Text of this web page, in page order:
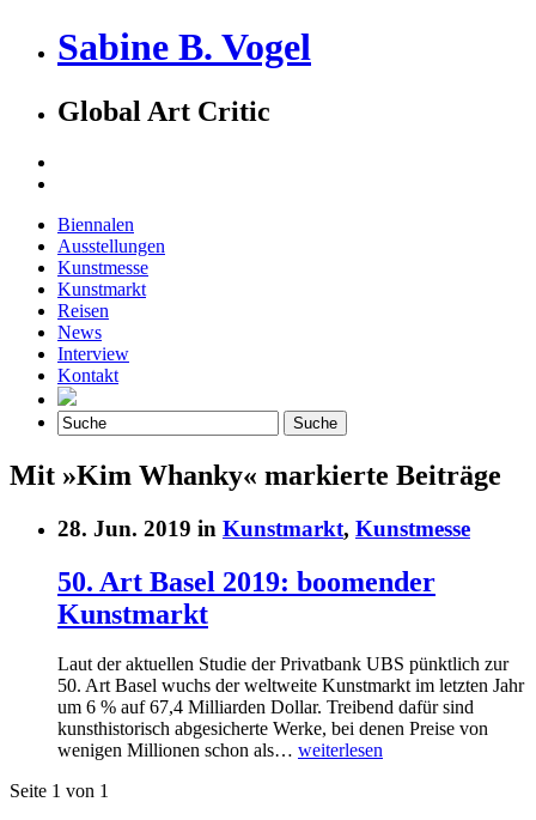
Sabine B. Vogel
Global Art Critic
Biennalen
Ausstellungen
Kunstmesse
Kunstmarkt
Reisen
News
Interview
Kontakt
Mit »Kim Whanky« markierte Beiträge
28. Jun. 2019 in Kunstmarkt, Kunstmesse
50. Art Basel 2019: boomender
Kunstmarkt
Laut der aktuellen Studie der Privatbank UBS pünktlich zur
50. Art Basel wuchs der weltweite Kunstmarkt im letzten Jahr
um 6 % auf 67,4 Milliarden Dollar. Treibend dafür sind
kunsthistorisch abgesicherte Werke, bei denen Preise von
wenigen Millionen schon als… weiterlesen
Seite 1 von 1